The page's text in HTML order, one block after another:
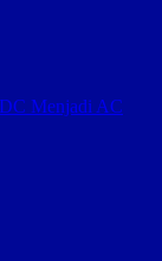
Menjadi AC